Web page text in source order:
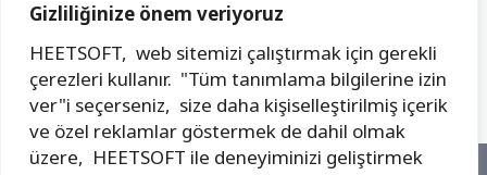
Gizliliğinize önem veriyoruz
HEETSOFT, web sitemizi çalıştırmak için gerekli
çerezleri kullanır. "Tüm tanımlama bilgilerine izin
ver"i seçerseniz, size daha kişiselleştirilmiş içerik
ve özel reklamlar göstermek de dahil olmak
üzere, HEETSOFT ile deneyiminizi geliştirmek
AR-GE
Akfırat Mah. Fatih Sultan Mehmet Bulvarı Dış Kapı
No:3 İç Kapı No:49 Tuzla / İstanbul
+90 (850) 441 43 38